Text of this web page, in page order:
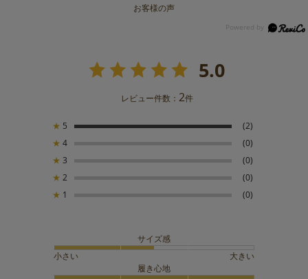
お客様の声
5.0
レビュー件数： 2件
★ 5
(2)
★ 4
(0)
★ 3
(0)
★ 2
(0)
★ 1 (0)
サイズ感
小さい
大きい
履き心地